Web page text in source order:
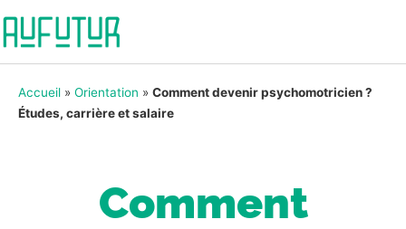
Accueil » Orientation » Comment devenir psychomotricien ?
Études, carrière et salaire
Comment